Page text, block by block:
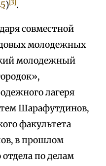
) [3] .
совместной
молодежных
молодежный
лагеря
Шарафутдинов,
факультета
в прошлом
по делам